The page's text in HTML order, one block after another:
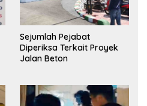
Sejumlah Pejabat
Diperiksa Terkait Proyek
Jalan Beton